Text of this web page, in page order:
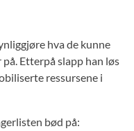
hva de kunne
på. Etterpå slapp han løs
ressursene i
bød på: